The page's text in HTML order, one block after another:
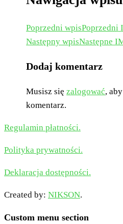
Poprzedni wpisPoprzedni
Następny wpisNastępne
Dodaj komentarz
Musisz sięzalogować,
komentarz.
Regulamin płatności.
Polityka prywatności.
Deklaracja dostępności.
Created by: NIKSON.
Custom menu section